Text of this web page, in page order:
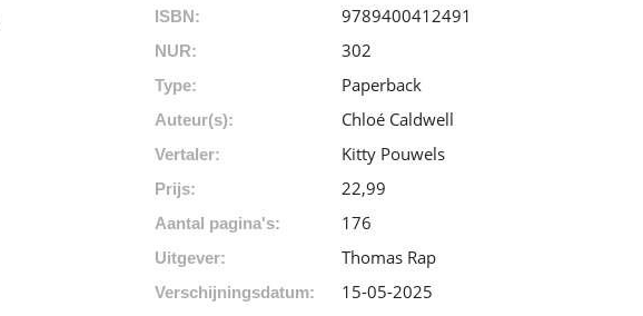
ISBN: 9789400412491
NUR: 302
Type: Paperback
Auteur(s): Chloé Caldwell
Vertaler: Kitty Pouwels
Prijs: 22,99
Aantal pagina's: 176
Uitgever: Thomas Rap
Verschijningsdatum: 15-05-2025